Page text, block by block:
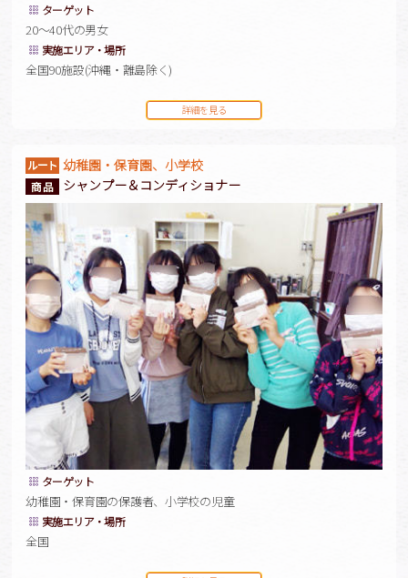
ターゲット
20～40代の男女
実施エリア・場所
全国90施設(沖縄・離島除く)
詳細を見る
幼稚園・保育園、小学校
シャンプー＆コンディショナー
ターゲット
幼稚園・保育園の保護者、小学校の児童
実施エリア・場所
全国